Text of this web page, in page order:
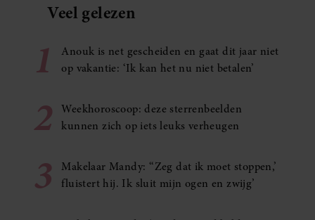
Veel gelezen
1
Anouk is net gescheiden en gaat dit jaar niet
op vakantie: ‘Ik kan het nu niet betalen’
2
Weekhoroscoop: deze sterrenbeelden
kunnen zich op iets leuks verheugen
3
Makelaar Mandy: ‘‘Zeg dat ik moet stoppen,’
fluistert hij. Ik sluit mijn ogen en zwijg’